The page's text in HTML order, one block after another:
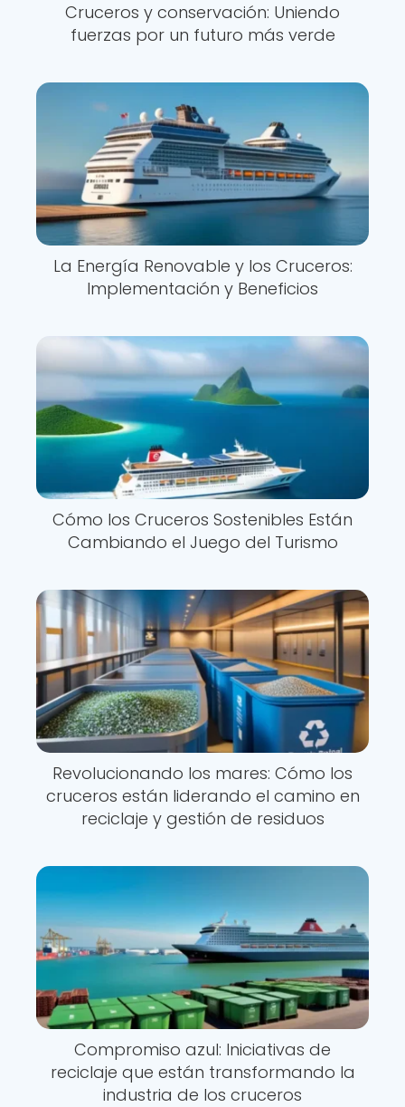
Cruceros y conservación: Uniendo
fuerzas por un futuro más verde
La Energía Renovable y los Cruceros:
Implementación y Beneficios
Cómo los Cruceros Sostenibles Están
Cambiando el Juego del Turismo
Revolucionando los mares: Cómo los
cruceros están liderando el camino en
reciclaje y gestión de residuos
Compromiso azul: Iniciativas de
reciclaje que están transformando la
industria de los cruceros